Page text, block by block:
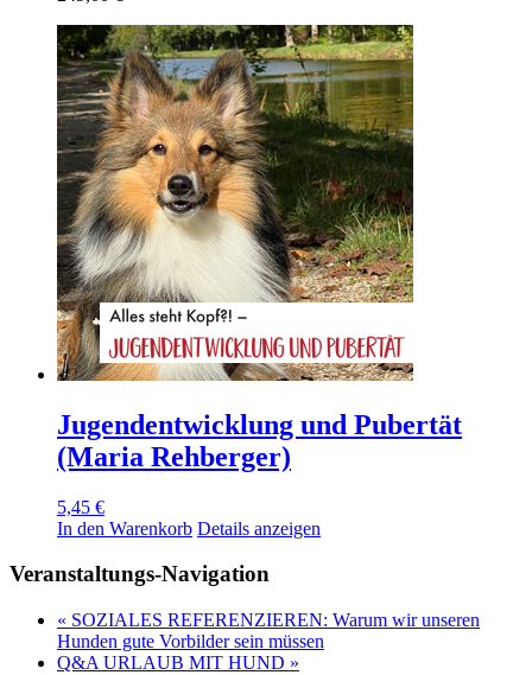
Jugendentwicklung und Pubertät
(Maria Rehberger)
5,45 €
In den Warenkorb Details anzeigen
Veranstaltungs-Navigation
« SOZIALES REFERENZIEREN: Warum wir unseren
Hunden gute Vorbilder sein müssen
Q&A URLAUB MIT HUND »